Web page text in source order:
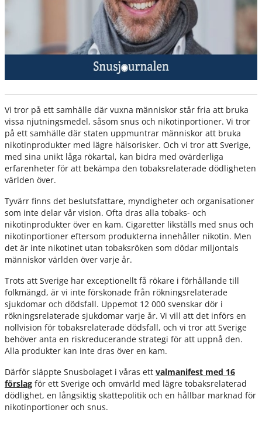
Vi tror på ett samhälle där vuxna människor står fria att bruka
vissa njutningsmedel, såsom snus och nikotinportioner. Vi tror
på ett samhälle där staten uppmuntrar människor att bruka
nikotinprodukter med lägre hälsorisker. Och vi tror att Sverige,
med sina unikt låga rökartal, kan bidra med ovärderliga
erfarenheter för att bekämpa den tobaksrelaterade dödligheten
världen över.
Tyvärr finns det beslutsfattare, myndigheter och organisationer
som inte delar vår vision. Ofta dras alla tobaks- och
nikotinprodukter över en kam. Cigaretter likställs med snus och
nikotinportioner eftersom produkterna innehåller nikotin. Men
det är inte nikotinet utan tobaksröken som dödar miljontals
människor världen över varje år.
Trots att Sverige har exceptionellt få rökare i förhållande till
folkmängd, är vi inte förskonade från rökningsrelaterade
sjukdomar och dödsfall. Uppemot 12 000 svenskar dör i
rökningsrelaterade sjukdomar varje år. Vi vill att det införs en
nollvision för tobaksrelaterade dödsfall, och vi tror att Sverige
behöver anta en riskreducerande strategi för att uppnå den.
Alla produkter kan inte dras över en kam.
Därför släppte Snusbolaget i våras ett valmanifest med 16
förslag för ett Sverige och omvärld med lägre tobaksrelaterad
dödlighet, en långsiktig skattepolitik och en hållbar marknad för
nikotinportioner och snus.